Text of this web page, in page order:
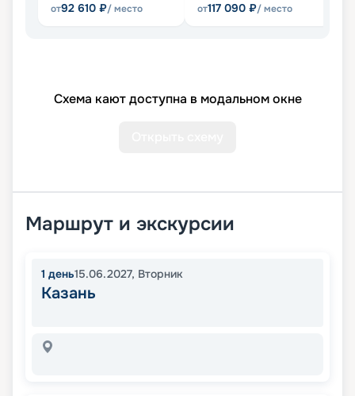
от92 610 ₽/ место от117 090 ₽/ место
Схема кают доступна в модальном окне
Маршрут и экскурсии
1 день15.06.2027, Вторник
Казань